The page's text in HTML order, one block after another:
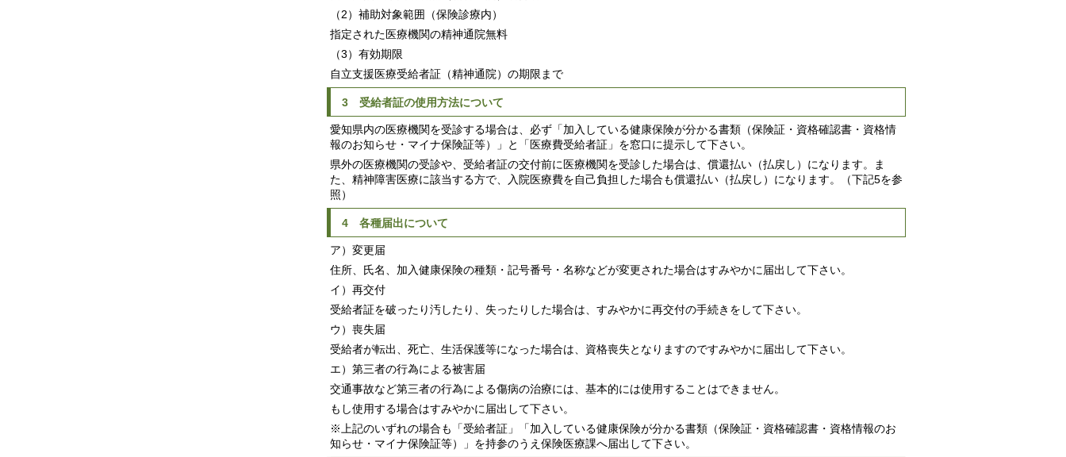
（2）補助対象範囲（保険診療内）
指定された医療機関の精神通院無料
（3）有効期限
自立支援医療受給者証（精神通院）の期限まで
3 受給者証の使用方法について
愛知県内の医療機関を受診する場合は、必ず「加入している健康保険が分かる書類（保険証・資格確認書・資格情
報のお知らせ・マイナ保険証等）」と「医療費受給者証」を窓口に提示して下さい。
県外の医療機関の受診や、受給者証の交付前に医療機関を受診した場合は、償還払い（払戻し）になります。ま
た、精神障害医療に該当する方で、入院医療費を自己負担した場合も償還払い（払戻し）になります。（下記5を参
照）
4 各種届出について
ア）変更届
住所、氏名、加入健康保険の種類・記号番号・名称などが変更された場合はすみやかに届出して下さい。
イ）再交付
受給者証を破ったり汚したり、失ったりした場合は、すみやかに再交付の手続きをして下さい。
ウ）喪失届
受給者が転出、死亡、生活保護等になった場合は、資格喪失となりますのですみやかに届出して下さい。
エ）第三者の行為による被害届
交通事故など第三者の行為による傷病の治療には、基本的には使用することはできません。
もし使用する場合はすみやかに届出して下さい。
※上記のいずれの場合も「受給者証」「加入している健康保険が分かる書類（保険証・資格確認書・資格情報のお
知らせ・マイナ保険証等）」を持参のうえ保険医療課へ届出して下さい。